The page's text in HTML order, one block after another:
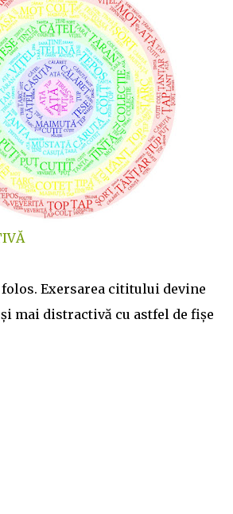
folos. Exersarea cititului devine
mai distractivă cu astfel de fișe